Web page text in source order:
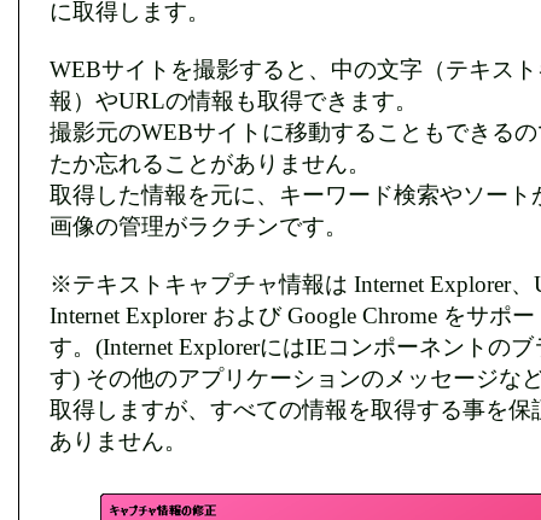
に取得します。
WEBサイトを撮影すると、中の文字（テキス
報）やURLの情報も取得できます。
撮影元のWEBサイトに移動することもできる
たか忘れることがありません。
取得した情報を元に、キーワード検索やソート
画像の管理がラクチンです。
※テキストキャプチャ情報は Internet Explorer
Internet Explorer および Google Chrome をサポ
す。(Internet ExplorerにはIEコンポーネントの
す) その他のアプリケーションのメッセージな
取得しますが、すべての情報を取得する事を保
ありません。